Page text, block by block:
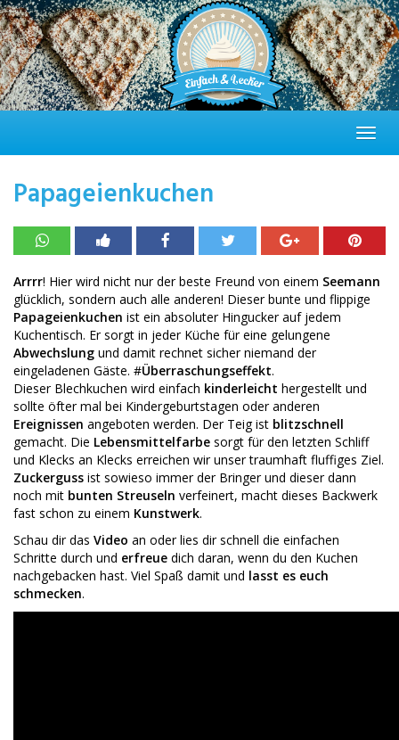
Skip
to
main
content
Papageienkuchen
Arrrr! Hier wird nicht nur der beste Freund von einem Seemann
glücklich, sondern auch alle anderen! Dieser bunte und flippige
Papageienkuchen ist ein absoluter Hingucker auf jedem
Kuchentisch. Er sorgt in jeder Küche für eine gelungene
Abwechslung und damit rechnet sicher niemand der
eingeladenen Gäste. #Überraschungseffekt.
Dieser Blechkuchen wird einfach kinderleicht hergestellt und
sollte öfter mal bei Kindergeburtstagen oder anderen
Ereignissen angeboten werden. Der Teig ist blitzschnell
gemacht. Die Lebensmittelfarbe sorgt für den letzten Schliff
und Klecks an Klecks erreichen wir unser traumhaft fluffiges Ziel.
Zuckerguss ist sowieso immer der Bringer und dieser dann
noch mit bunten Streuseln verfeinert, macht dieses Backwerk
fast schon zu einem Kunstwerk.
Schau dir das Video an oder lies dir schnell die einfachen
Schritte durch und erfreue dich daran, wenn du den Kuchen
nachgebacken hast. Viel Spaß damit und lasst es euch
schmecken.